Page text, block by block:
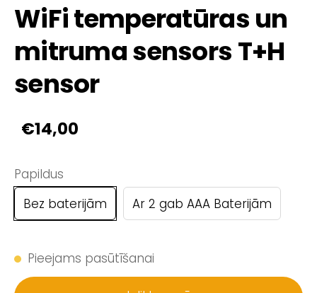
WiFi temperatūras un
mitruma sensors T+H
sensor
€14,00
Papildus
Bez baterijām
Ar 2 gab AAA Baterijām
Pieejams pasūtīšanai